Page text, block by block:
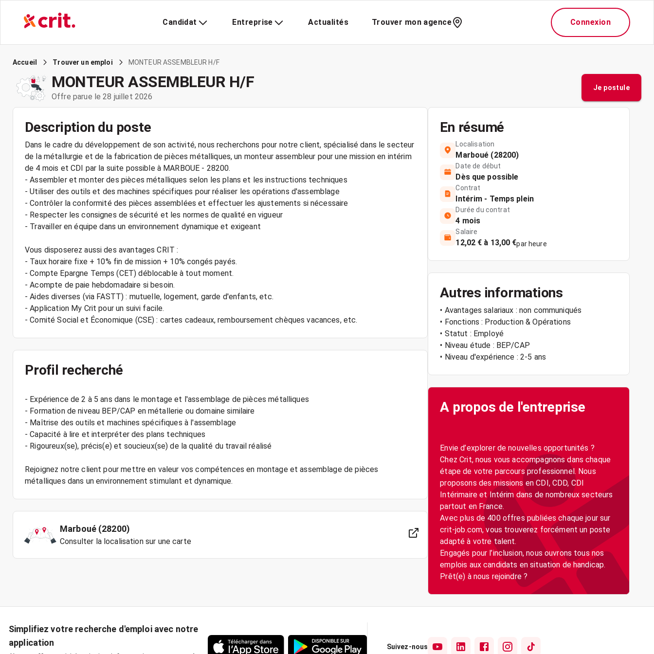
Candidat Entreprise Actualités Trouver mon agence Connexion
Accueil Trouver un emploi MONTEUR ASSEMBLEUR H/F
MONTEUR ASSEMBLEUR H/F
Offre parue le 28 juillet 2026
Je postule
Description du poste
Dans le cadre du développement de son activité, nous recherchons pour notre client, spécialisé dans le secteur
de la métallurgie et de la fabrication de pièces métalliques, un monteur assembleur pour une mission en intérim
de 4 mois et CDI par la suite possible à MARBOUE - 28200.
- Assembler et monter des pièces métalliques selon les plans et les instructions techniques
- Utiliser des outils et des machines spécifiques pour réaliser les opérations d'assemblage
- Contrôler la conformité des pièces assemblées et effectuer les ajustements si nécessaire
- Respecter les consignes de sécurité et les normes de qualité en vigueur
- Travailler en équipe dans un environnement dynamique et exigeant
Vous disposerez aussi des avantages CRIT :
- Taux horaire fixe + 10% fin de mission + 10% congés payés.
- Compte Epargne Temps (CET) déblocable à tout moment.
- Acompte de paie hebdomadaire si besoin.
- Aides diverses (via FASTT) : mutuelle, logement, garde d'enfants, etc.
- Application My Crit pour un suivi facile.
Profil recherché
- Expérience de 2 à 5 ans dans le montage et l'assemblage de pièces métalliques
- Formation de niveau BEP/CAP en métallerie ou domaine similaire
- Maîtrise des outils et machines spécifiques à l'assemblage
- Capacité à lire et interpréter des plans techniques
- Rigoureux(se), précis(e) et soucieux(se) de la qualité du travail réalisé
Rejoignez notre client pour mettre en valeur vos compétences en montage et assemblage de pièces
Marboué (28200)
Consulter la localisation sur une carte
En résumé
Localisation
Marboué (28200)
Date de début
Dès que possible
Contrat
Intérim - Temps plein
Durée du contrat
4 mois
Salaire
12,02 € à 13,00 €par heure
Autres informations
• Avantages salariaux : non communiqués
• Fonctions : Production & Opérations
• Statut : Employé
• Niveau étude : BEP/CAP
• Niveau d'expérience : 2-5 ans
A propos de l'entreprise
Envie d’explorer de nouvelles opportunités ?
Chez Crit, nous vous accompagnons dans chaque
étape de votre parcours professionnel. Nous
proposons des missions en CDI, CDD, CDI
Intérimaire et Intérim dans de nombreux secteurs
partout en France.
Avec plus de 400 offres publiées chaque jour sur
crit-job.com, vous trouverez forcément un poste
adapté à votre talent.
Engagés pour l’inclusion, nous ouvrons tous nos
emplois aux candidats en situation de handicap.
Simplifiez votre recherche d'emploi avec notre
application
Suivez-nous